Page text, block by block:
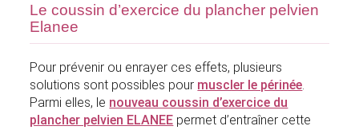
Le coussin d’exercice du plancher pelvien
Elanee
Pour prévenir ou enrayer ces effets, plusieurs
solutions sont possibles pour muscler le périnée.
Parmi elles, le nouveau coussin d’exercice du
plancher pelvien ELANEE permet d’entraîner cette